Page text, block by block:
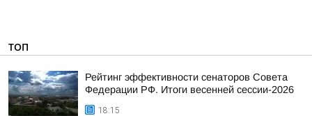
ТОП
Рейтинг эффективности сенаторов Совета
Федерации РФ. Итоги весенней сессии-2026
18:15